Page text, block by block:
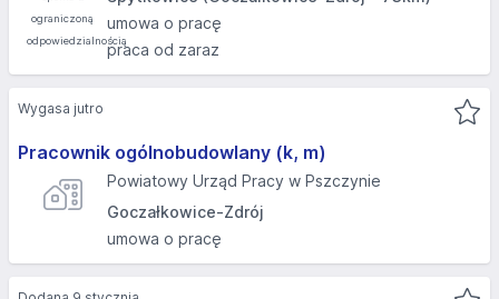
umowa o pracę
praca od zaraz
Pracownik ogólnobudowlany (k, m)
Powiatowy Urząd Pracy w Pszczynie
Goczałkowice-Zdrój
umowa o pracę
Wygasa jutro